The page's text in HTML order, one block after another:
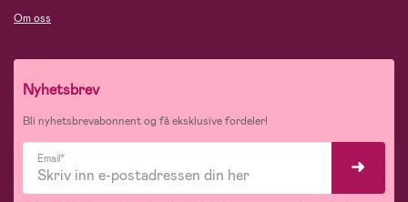
Om oss
Nyhetsbrev
Bli nyhetsbrevabonnent og få eksklusive fordeler!
Email*